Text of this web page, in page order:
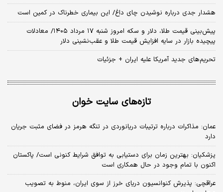
هشدار جدی درباره نوشیدن چای داغ/ این بیماری خطرناک در کمین است
پیش‌بینی قیمت طلا، دلار و سکه امروز شنبه ۱۷ مرداد ۱۴۰۵/ معادلات
پیچیده بازار در سایه افزایش قیمت طلا و عقب‌نشینی دلار
تحریم‌های جدید آمریکا علیه ایران + جزئیات
تازه‌های سایت خوان
عمان: مذاکرات درباره ترتیبات دریانوردی در تنگه هرمز در فضای مثبت جریان
دارد
پزشکیان‌: بهترین زمان برای دستیابی به توافق شرایط کنونی است/ پاکستان
اکنون با تمام وجود در حال همکاری است
عراقچی: پذیرش کنوانسیون دریای خرز از سوی ایران، منوط به تصویب